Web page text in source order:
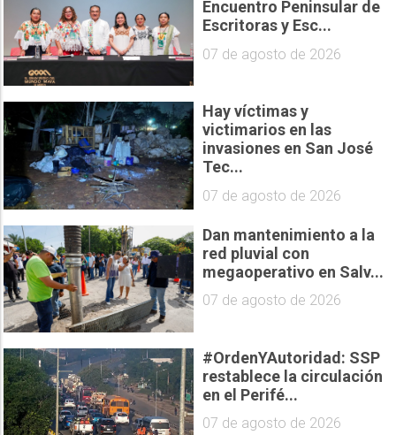
Encuentro Peninsular de
Escritoras y Esc...
07 de agosto de 2026
Hay víctimas y
victimarios en las
invasiones en San José
Tec...
07 de agosto de 2026
Dan mantenimiento a la
red pluvial con
megaoperativo en Salv...
07 de agosto de 2026
#OrdenYAutoridad: SSP
restablece la circulación
en el Perifé...
07 de agosto de 2026